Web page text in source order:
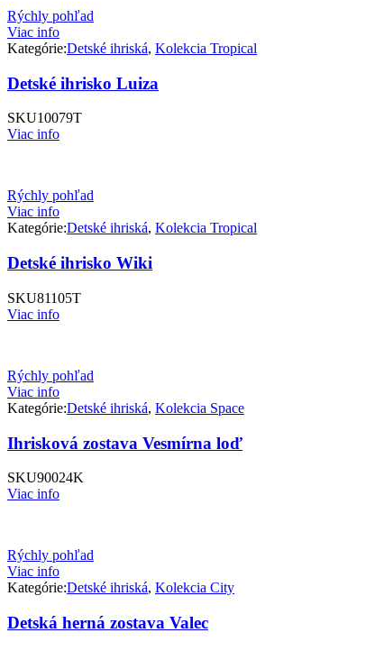
Rýchly pohľad
Viac info
Kategórie:Detské ihriská, Kolekcia Tropical
Detské ihrisko Luiza
SKU10079T
Viac info
Rýchly pohľad
Viac info
Kategórie:Detské ihriská, Kolekcia Tropical
Detské ihrisko Wiki
SKU81105T
Viac info
Rýchly pohľad
Viac info
Kategórie:Detské ihriská, Kolekcia Space
Ihrisková zostava Vesmírna loď
SKU90024K
Viac info
Rýchly pohľad
Viac info
Kategórie:Detské ihriská, Kolekcia City
Detská herná zostava Valec